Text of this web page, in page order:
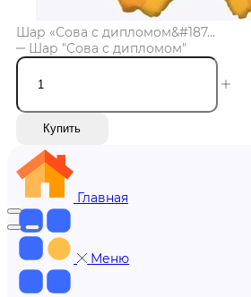
Шар «Сова с дипломом&#187...
Шар "Сова с дипломом"
Купить
Главная
Меню